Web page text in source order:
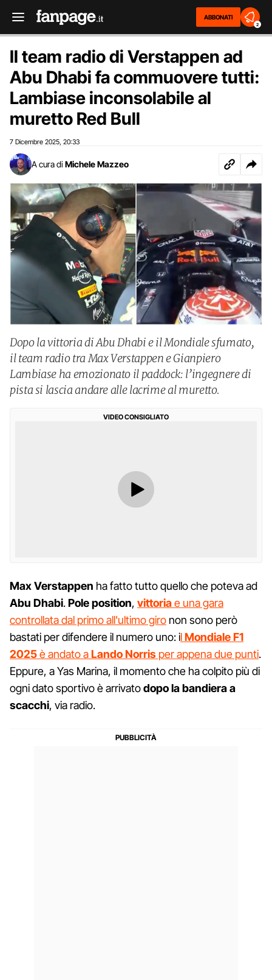
ABBONATI
2
Il team radio di Verstappen ad
Abu Dhabi fa commuovere tutti:
Lambiase inconsolabile al
muretto Red Bull
7 Dicembre 2025 20:33
A cura di Michele Mazzeo
Dopo la vittoria di Abu Dhabi e il Mondiale sfumato,
il team radio tra Max Verstappen e Gianpiero
Lambiase ha emozionato il paddock: l’ingegnere di
pista si lascia andare alle lacrime al muretto.
VIDEO CONSIGLIATO
Max Verstappen ha fatto tutto quello che poteva ad
Abu Dhabi.Pole position, vittoriae una gara
controllata dal primo all'ultimo giro non sono però
bastati per difendere il numero uno: ilMondiale F1
2025è andato aLando Norris per appena due punti.
Eppure, a Yas Marina, il momento che ha colpito più di
ogni dato sportivo è arrivatodopo la bandiera a
scacchi, via radio.